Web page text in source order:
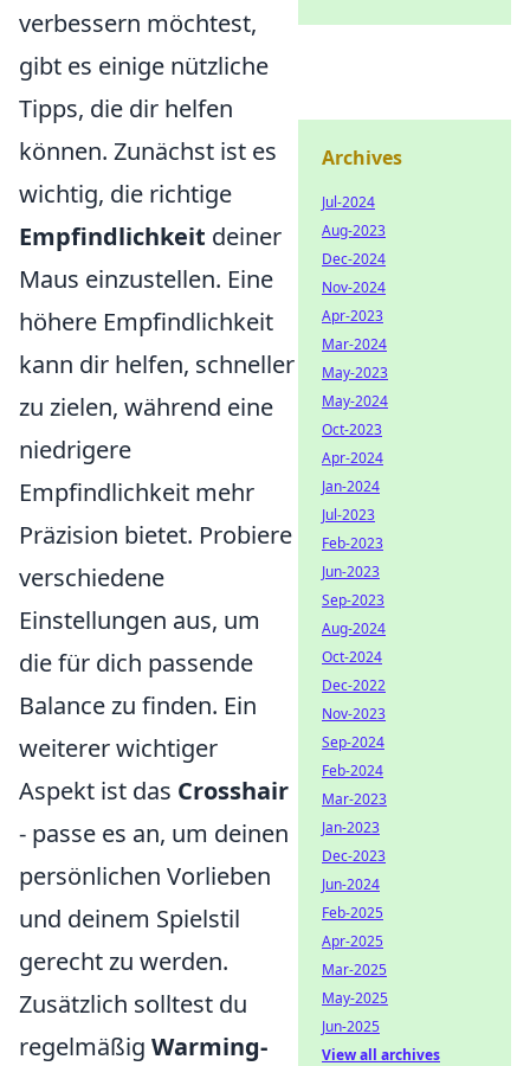
verbessern möchtest,
gibt es einige nützliche
Tipps, die dir helfen
können. Zunächst ist es
wichtig, die richtige
Empfindlichkeit deiner
Maus einzustellen. Eine
höhere Empfindlichkeit
kann dir helfen, schneller
zu zielen, während eine
niedrigere
Empfindlichkeit mehr
Präzision bietet. Probiere
verschiedene
Einstellungen aus, um
die für dich passende
Balance zu finden. Ein
weiterer wichtiger
Aspekt ist das Crosshair
- passe es an, um deinen
persönlichen Vorlieben
und deinem Spielstil
gerecht zu werden.
Zusätzlich solltest du
regelmäßig Warming-
Archives
Jul-2024
Aug-2023
Dec-2024
Nov-2024
Apr-2023
Mar-2024
May-2023
May-2024
Oct-2023
Apr-2024
Jan-2024
Jul-2023
Feb-2023
Jun-2023
Sep-2023
Aug-2024
Oct-2024
Dec-2022
Nov-2023
Sep-2024
Feb-2024
Mar-2023
Jan-2023
Dec-2023
Jun-2024
Feb-2025
Apr-2025
Mar-2025
May-2025
Jun-2025
View all archives